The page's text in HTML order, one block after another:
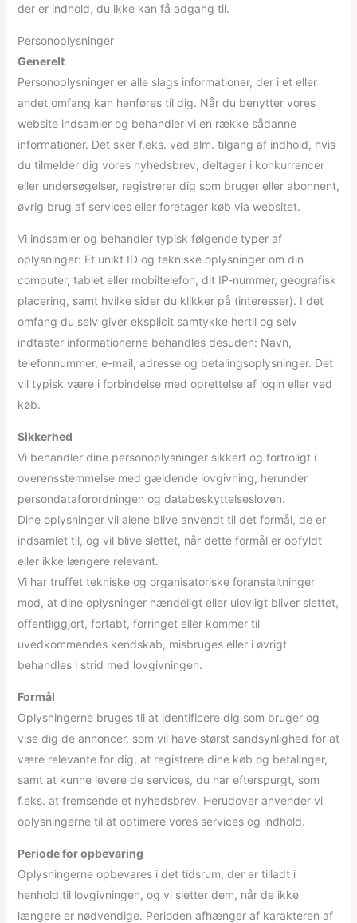
der er indhold, du ikke kan få adgang til.
Personoplysninger
Generelt
Personoplysninger er alle slags informationer, der i et eller
andet omfang kan henføres til dig. Når du benytter vores
website indsamler og behandler vi en række sådanne
informationer. Det sker f.eks. ved alm. tilgang af indhold, hvis
du tilmelder dig vores nyhedsbrev, deltager i konkurrencer
eller undersøgelser, registrerer dig som bruger eller abonnent,
øvrig brug af services eller foretager køb via websitet.
Vi indsamler og behandler typisk følgende typer af
oplysninger: Et unikt ID og tekniske oplysninger om din
computer, tablet eller mobiltelefon, dit IP-nummer, geografisk
placering, samt hvilke sider du klikker på (interesser). I det
omfang du selv giver eksplicit samtykke hertil og selv
indtaster informationerne behandles desuden: Navn,
telefonnummer, e-mail, adresse og betalingsoplysninger. Det
vil typisk være i forbindelse med oprettelse af login eller ved
køb.
Sikkerhed
Vi behandler dine personoplysninger sikkert og fortroligt i
overensstemmelse med gældende lovgivning, herunder
persondataforordningen og databeskyttelsesloven.
Dine oplysninger vil alene blive anvendt til det formål, de er
indsamlet til, og vil blive slettet, når dette formål er opfyldt
eller ikke længere relevant.
Vi har truffet tekniske og organisatoriske foranstaltninger
mod, at dine oplysninger hændeligt eller ulovligt bliver slettet,
offentliggjort, fortabt, forringet eller kommer til
uvedkommendes kendskab, misbruges eller i øvrigt
behandles i strid med lovgivningen.
Formål
Oplysningerne bruges til at identificere dig som bruger og
vise dig de annoncer, som vil have størst sandsynlighed for at
være relevante for dig, at registrere dine køb og betalinger,
samt at kunne levere de services, du har efterspurgt, som
f.eks. at fremsende et nyhedsbrev. Herudover anvender vi
oplysningerne til at optimere vores services og indhold.
Periode for opbevaring
Oplysningerne opbevares i det tidsrum, der er tilladt i
henhold til lovgivningen, og vi sletter dem, når de ikke
længere er nødvendige. Perioden afhænger af karakteren af